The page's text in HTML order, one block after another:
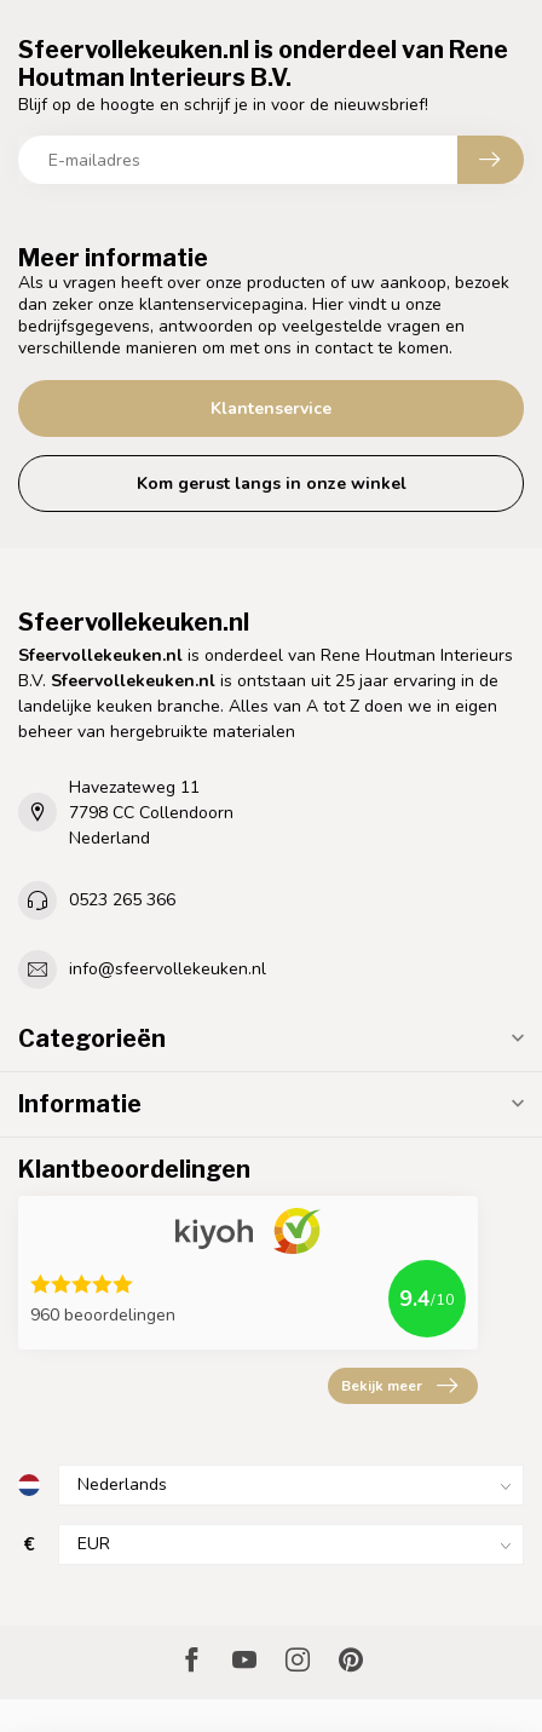
Meer informatie
Als u vragen heeft over onze producten of uw aankoop, bezoek
dan zeker onze klantenservicepagina. Hier vindt u onze
bedrijfsgegevens, antwoorden op veelgestelde vragen en
verschillende manieren om met ons in contact te komen.
Klantenservice
Kom gerust langs in onze winkel
Sfeervollekeuken.nl is onderdeel van Rene
Houtman Interieurs B.V.
Blijf op de hoogte en schrijf je in voor de nieuwsbrief!
Sfeervollekeuken.nl
Sfeervollekeuken.nl is onderdeel van Rene Houtman Interieurs
B.V. Sfeervollekeuken.nl is ontstaan uit 25 jaar ervaring in de
landelijke keuken branche. Alles van A tot Z doen we in eigen
beheer van hergebruikte materialen
Havezateweg 11
7798 CC Collendoorn
Nederland
0523 265 366
info@sfeervollekeuken.nl
Categorieën
Informatie
Klantbeoordelingen
960 beoordelingen
9.4/10
Bekijk meer
€